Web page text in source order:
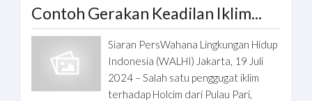
Contoh Gerakan Keadilan Iklim...
Siaran PersWahana Lingkungan Hidup
Indonesia (WALHI) Jakarta, 19 Juli
2024 – Salah satu penggugat iklim
terhadap Holcim dari Pulau Pari,